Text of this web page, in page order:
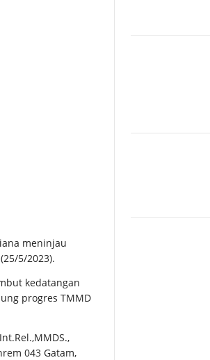
meninjau
5/2023).
kedatangan
progres TMMD
043 Gatam,